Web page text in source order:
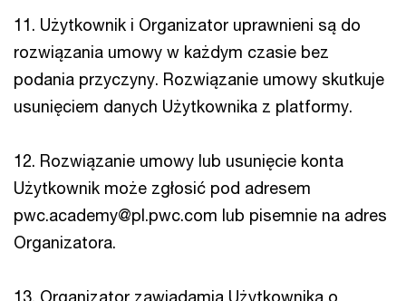
11. Użytkownik i Organizator uprawnieni są do
rozwiązania umowy w każdym czasie bez
podania przyczyny. Rozwiązanie umowy skutkuje
usunięciem danych Użytkownika z platformy.
12. Rozwiązanie umowy lub usunięcie konta
Użytkownik może zgłosić pod adresem
pwc.academy@pl.pwc.com lub pisemnie na adres
Organizatora.
13. Organizator zawiadamia Użytkownika o